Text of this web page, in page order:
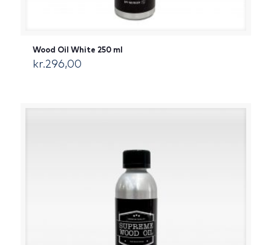
Wood Oil White 250 ml
kr.296,00